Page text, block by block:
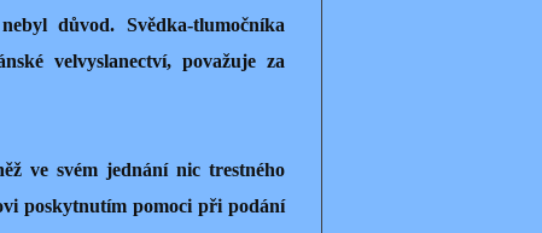
důvod. Svědka-tlumočníka
velvyslanectví, považuje za
ve svém jednání nic trestného
poskytnutím pomoci při podání